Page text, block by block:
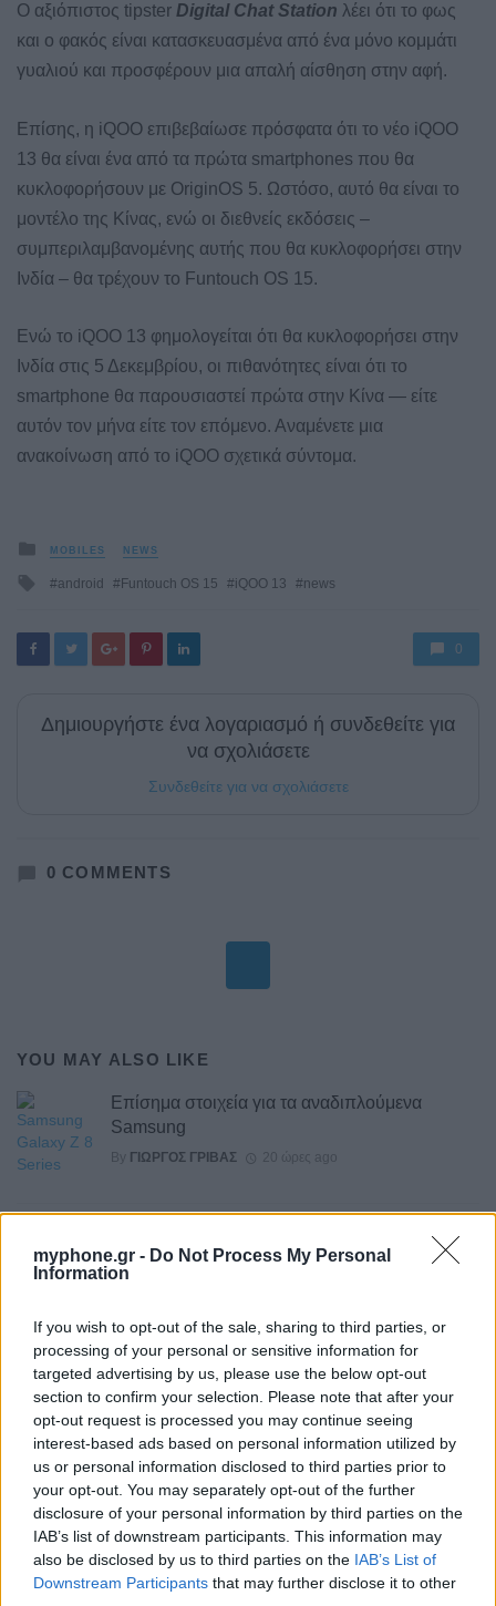
myphone.gr - Do Not Process My Personal
Information
If you wish to opt-out of the sale, sharing to third parties, or
processing of your personal or sensitive information for
targeted advertising by us, please use the below opt-out
section to confirm your selection. Please note that after your
opt-out request is processed you may continue seeing
interest-based ads based on personal information utilized by
us or personal information disclosed to third parties prior to
your opt-out. You may separately opt-out of the further
disclosure of your personal information by third parties on the
IAB’s list of downstream participants. This information may
also be disclosed by us to third parties on the IAB’s List of
Downstream Participants that may further disclose it to other
Ο αξιόπιστος tipster Digital Chat Station λέει ότι το φως
και ο φακός είναι κατασκευασμένα από ένα μόνο κομμάτι
γυαλιού και προσφέρουν μια απαλή αίσθηση στην αφή.
Επίσης, η iQOO επιβεβαίωσε πρόσφατα ότι το νέο iQOO
13 θα είναι ένα από τα πρώτα smartphones που θα
κυκλοφορήσουν με OriginOS 5. Ωστόσο, αυτό θα είναι το
μοντέλο της Κίνας, ενώ οι διεθνείς εκδόσεις –
συμπεριλαμβανομένης αυτής που θα κυκλοφορήσει στην
Ινδία – θα τρέχουν το Funtouch OS 15.
Ενώ το iQOO 13 φημολογείται ότι θα κυκλοφορήσει στην
Ινδία στις 5 Δεκεμβρίου, οι πιθανότητες είναι ότι το
smartphone θα παρουσιαστεί πρώτα στην Κίνα — είτε
αυτόν τον μήνα είτε τον επόμενο. Αναμένετε μια
ανακοίνωση από το iQOO σχετικά σύντομα.
Posted
in
MOBILES NEWS
Tagged
android Funtouch OS 15 iQOO 13 news
0
Δημιουργήστε ένα λογαριασμό ή συνδεθείτε για
να σχολιάσετε
Συνδεθείτε για να σχολιάσετε
0 COMMENTS
YOU MAY ALSO LIKE
Επίσημα στοιχεία για τα αναδιπλούμενα
Samsung
By ΓΙΏΡΓΟΣ ΓΡΊΒΑΣ 20 ώρες ago
By 22 ώρες ago
Το σύνολο των τεχνικών προδιαγραφών του
Robot Phone
ΓΙΏΡΓΟΣ ΓΡΊΒΑΣ 2 ημέρες ago
HiLight ονομάζεται τελικά το Pixel Glow
ByΓΙΏΡΓΟΣ ΓΡΊΒΑΣ 2 ημέρες ago
Σε εντυπωσιακή απόχρωση “Dune” το Pixel 11
Pro XL